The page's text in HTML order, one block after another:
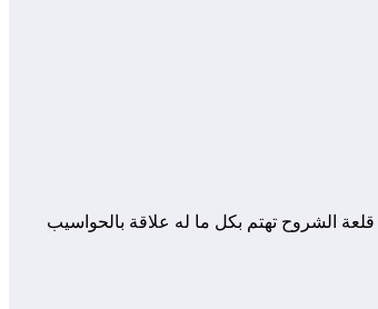
المحتوى العربي . قلعة الشروح تهتم بكل ما له علاقة بالحواسيب